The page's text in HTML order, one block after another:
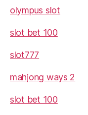
olympus slot
slot bet 100
slot777
mahjong ways 2
slot bet 100